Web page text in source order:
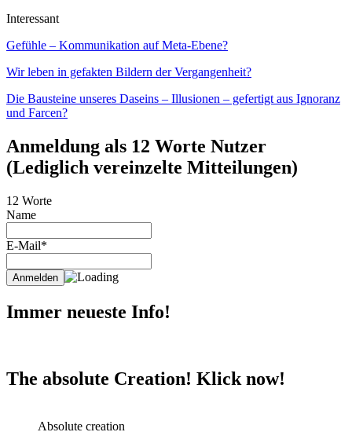
Interessant
Gefühle – Kommunikation auf Meta-Ebene?
Wir leben in gefakten Bildern der Vergangenheit?
Die Bausteine unseres Daseins – Illusionen – gefertigt aus Ignoranz
und Farcen?
Anmeldung als 12 Worte Nutzer
(Lediglich vereinzelte Mitteilungen)
12 Worte
Name
E-Mail*
Immer neueste Info!
The absolute Creation! Klick now!
Absolute creation